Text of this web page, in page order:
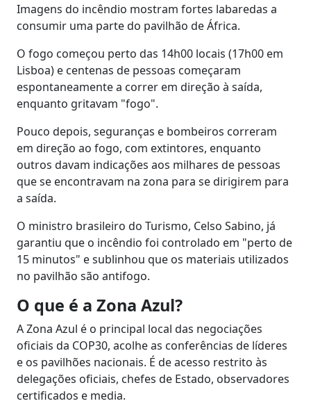
Imagens do incêndio mostram fortes labaredas a
consumir uma parte do pavilhão de África.
O fogo começou perto das 14h00 locais (17h00 em
Lisboa) e centenas de pessoas começaram
espontaneamente a correr em direção à saída,
enquanto gritavam "fogo".
Pouco depois, seguranças e bombeiros correram
em direção ao fogo, com extintores, enquanto
outros davam indicações aos milhares de pessoas
que se encontravam na zona para se dirigirem para
a saída.
O ministro brasileiro do Turismo, Celso Sabino, já
garantiu que o incêndio foi controlado em "perto de
15 minutos" e sublinhou que os materiais utilizados
no pavilhão são antifogo.
O que é a Zona Azul?
A Zona Azul é o principal local das negociações
oficiais da COP30, acolhe as conferências de líderes
e os pavilhões nacionais. É de acesso restrito às
delegações oficiais, chefes de Estado, observadores
certificados e media.